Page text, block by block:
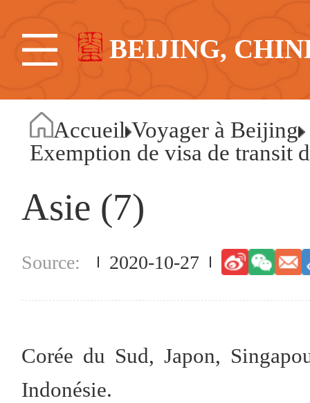
BEIJING,
Accueil Voyager à Beijing
Exemption de visa de transit
Asie (7)
2020-10-27
Corée du Sud, Japon,
Indonésie.